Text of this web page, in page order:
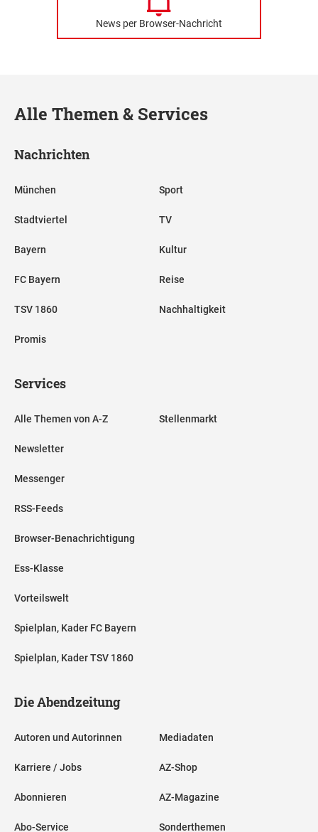
News per Browser-Nachricht
Alle Themen & Services
Nachrichten
München
Stadtviertel
Bayern
FC Bayern
TSV 1860
Promis
Sport
TV
Kultur
Reise
Nachhaltigkeit
Services
Alle Themen von A-Z
Newsletter
Messenger
RSS-Feeds
Browser-Benachrichtigung
Ess-Klasse
Vorteilswelt
Spielplan, Kader FC Bayern
Spielplan, Kader TSV 1860
Stellenmarkt
Die Abendzeitung
Autoren und Autorinnen
Karriere / Jobs
Abonnieren
Abo-Service
Mediadaten
AZ-Shop
AZ-Magazine
Sonderthemen